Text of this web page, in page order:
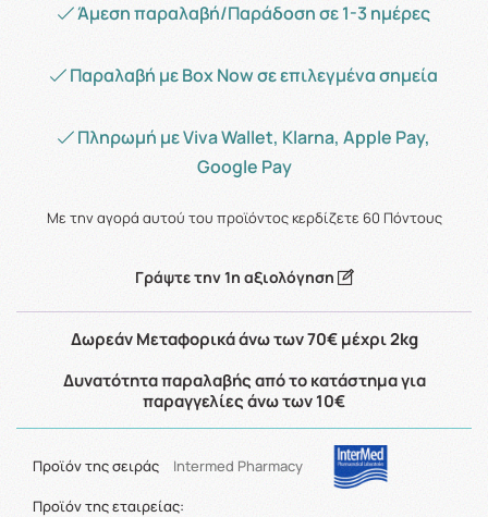
Άμεση παραλαβή/Παράδοση σε 1-3 ημέρες
Παραλαβή με Box Now σε επιλεγμένα σημεία
Πληρωμή με Viva Wallet, Klarna, Apple Pay,
Google Pay
Με την αγορά αυτού του προϊόντος κερδίζετε 60 Πόντους
Γράψτε την 1η αξιολόγηση
Δωρεάν Μεταφορικά άνω των 70€ μέχρι 2kg
Δυνατότητα παραλαβής από το κατάστημα για
παραγγελίες άνω των 10€
Προϊόν της σειράς Intermed Pharmacy
Προϊόν της εταιρείας: